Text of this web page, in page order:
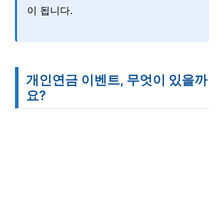
이 됩니다.
개인연금 이벤트, 무엇이 있을까
요?